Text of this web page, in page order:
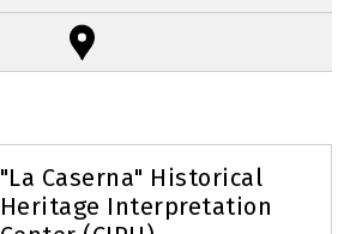
"La Caserna" Historical
Heritage Interpretation